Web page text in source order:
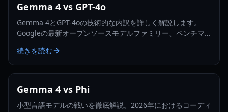
Gemma 4 vs GPT-4o
Gemma 4とGPT-4oの技術的な内訳を詳しく解説します。
Googleの最新オープンソースモデルファミリー、ベンチマ
う。
続きを読む
Gemma 4 vs Phi
小型言語モデルの戦いを徹底解説。2026年におけるコーディ